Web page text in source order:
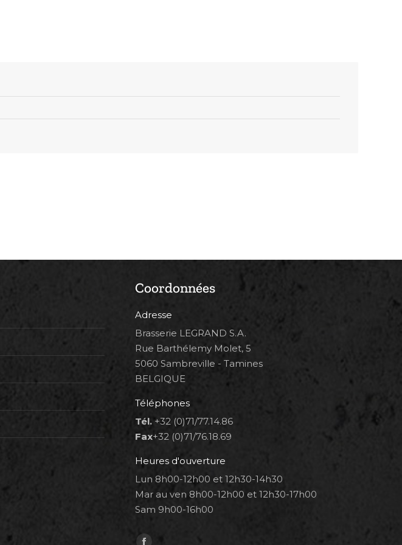
Coordonnées
Adresse
Brasserie LEGRAND S.A.
Rue Barthélemy Molet, 5
5060 Sambreville - Tamines
BELGIQUE
Téléphones
Tél. +32 (0)71/77.14.86
Fax+32 (0)71/76.18.69
Heures d'ouverture
Lun 8h00-12h00 et 12h30-14h30
Mar au ven 8h00-12h00 et 12h30-17h00
Sam 9h00-16h00
Trouvez nous sur :